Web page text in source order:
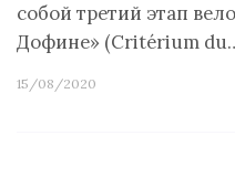
собой третий этап
Дофине» (Critérium
15/08/2020